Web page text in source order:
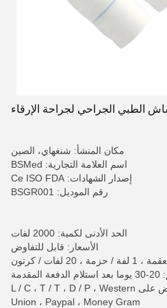
الطبي الجراحي لجراحة الإرقاء
مكان المنشأ: شنغهاي، الصين
اسم العلامة التجارية: BSMed
إصدار الشهادات: Ce ISO FDA
رقم الموديل: BSGR001
الحد الأدنى لكمية: 2000 لفات
الأسعار: قابل للتفاوض
لفات / كرتون
شروط الدفع: يمكن التفاوض على L / C ، T / T ، D / P ، Western
Union ، Paypal ، Money Gram